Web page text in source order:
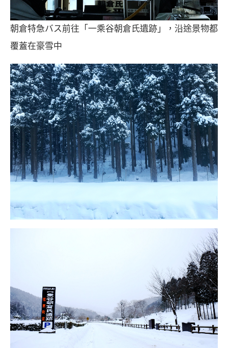
朝倉特急バス前往「一乘谷朝倉氏遺跡」，沿途景物都
覆蓋在豪雪中